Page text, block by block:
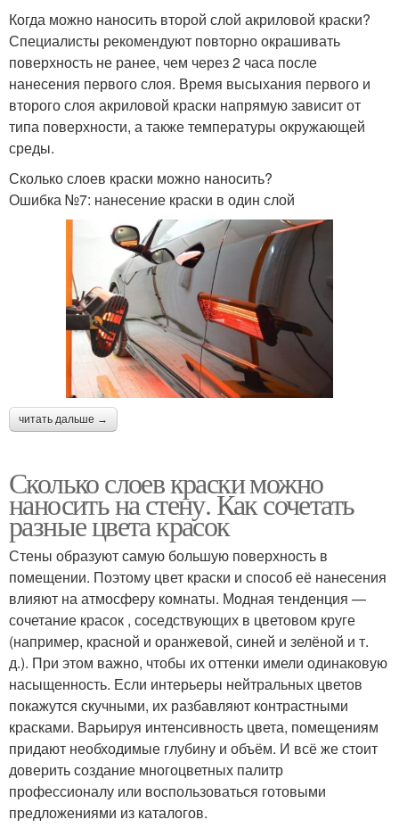
Когда можно наносить второй слой акриловой краски?
Специалисты рекомендуют повторно окрашивать
поверхность не ранее, чем через 2 часа после
нанесения первого слоя. Время высыхания первого и
второго слоя акриловой краски напрямую зависит от
типа поверхности, а также температуры окружающей
среды.
Сколько слоев краски можно наносить?
Ошибка №7: нанесение краски в один слой
читать дальше →
Сколько слоев краски можно
наносить на стену. Как сочетать
разные цвета красок
Стены образуют самую большую поверхность в
помещении. Поэтому цвет краски и способ её нанесения
влияют на атмосферу комнаты. Модная тенденция —
сочетание красок , соседствующих в цветовом круге
(например, красной и оранжевой, синей и зелёной и т.
д.). При этом важно, чтобы их оттенки имели одинаковую
насыщенность. Если интерьеры нейтральных цветов
покажутся скучными, их разбавляют контрастными
красками. Варьируя интенсивность цвета, помещениям
придают необходимые глубину и объём. И всё же стоит
доверить создание многоцветных палитр
профессионалу или воспользоваться готовыми
предложениями из каталогов.